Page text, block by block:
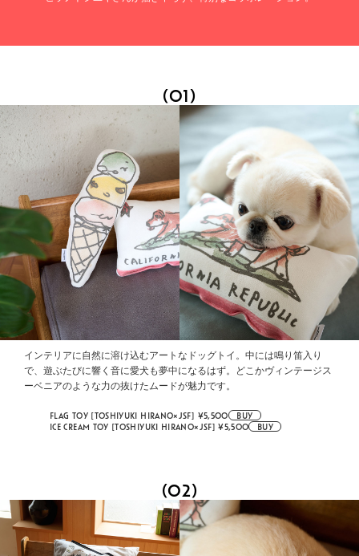
(01)
インテリアに自然に溶け込むアートなドッグトイ。中には鳴り笛入り
で、遊ぶたびに響く音に愛犬も夢中になるはず。どこかヴィンテージス
ーベニアのような力の抜けたムードが魅力です。
FLAG TOY [TOSHIYUKI HIRANO×JSF] ¥5,500
BUY
ICE CREAM TOY [TOSHIYUKI HIRANO×JSF] ¥5,500
BUY
(02)